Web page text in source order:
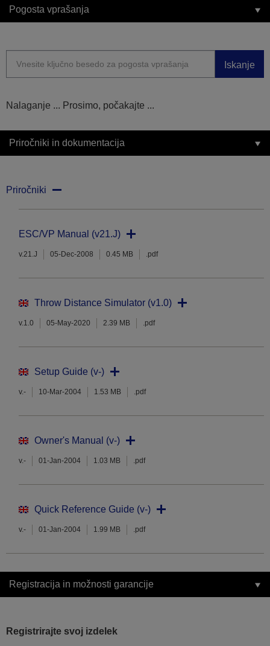
Pogosta vprašanja
Iskanje
Nalaganje ... Prosimo, počakajte ...
Priročniki in dokumentacija
Priročniki
ESC/VP Manual (v21.J)
v.21.J 05-Dec-2008 0.45 MB .pdf
Throw Distance Simulator (v1.0)
v.1.0 05-May-2020 2.39 MB .pdf
Setup Guide (v-)
v.- 10-Mar-2004 1.53 MB .pdf
Owner's Manual (v-)
v.- 01-Jan-2004 1.03 MB .pdf
Quick Reference Guide (v-)
v.- 01-Jan-2004 1.99 MB .pdf
Registracija in možnosti garancije
Registrirajte svoj izdelek